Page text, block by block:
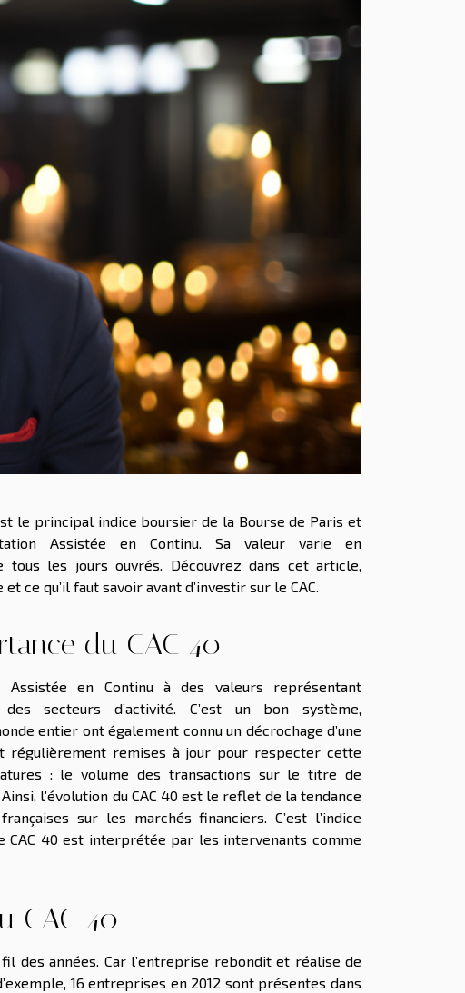
le principal indice boursier de la Bourse de Paris et
Assistée en Continu. Sa valeur varie en
tous les jours ouvrés. Découvrez dans cet article,
et ce qu’il faut savoir avant d’investir sur le CAC.
du CAC 40
Assistée en Continu à des valeurs représentant
des secteurs d’activité. C’est un bon système,
entier ont également connu un décrochage d’une
régulièrement remises à jour pour respecter cette
: le volume des transactions sur le titre de
l’évolution du CAC 40 est le reflet de la tendance
sur les marchés financiers. C’est l’indice
CAC 40 est interprétée par les intervenants comme
CAC 40
des années. Car l’entreprise rebondit et réalise de
16 entreprises en 2012 sont présentes dans